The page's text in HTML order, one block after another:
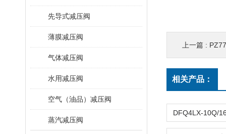
先导式减压阀
薄膜减压阀
气体减压阀
水用减压阀
空气（油品）减压阀
蒸汽减压阀
上一篇 :
相关产品：